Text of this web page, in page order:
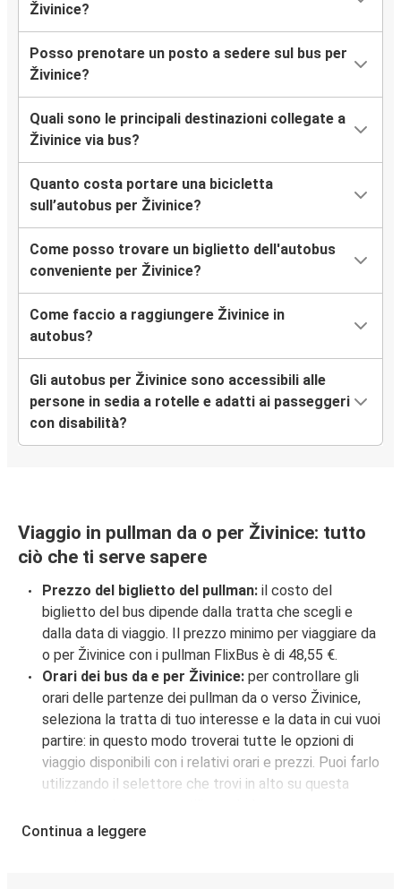
Živinice?
Posso prenotare un posto a sedere sul bus per
Živinice?
Quali sono le principali destinazioni collegate a
Živinice via bus?
Quanto costa portare una bicicletta
sull’autobus per Živinice?
Come posso trovare un biglietto dell'autobus
conveniente per Živinice?
Come faccio a raggiungere Živinice in
autobus?
Gli autobus per Živinice sono accessibili alle
persone in sedia a rotelle e adatti ai passeggeri
con disabilità?
Viaggio in pullman da o per Živinice: tutto
ciò che ti serve sapere
Prezzo del biglietto del pullman: il costo del
biglietto del bus dipende dalla tratta che scegli e
dalla data di viaggio. Il prezzo minimo per viaggiare da
o per Živinice con i pullman FlixBus è di 48,55 €.
Orari dei bus da e per Živinice: per controllare gli
orari delle partenze dei pullman da o verso Živinice,
seleziona la tratta di tuo interesse e la data in cui vuoi
partire: in questo modo troverai tutte le opzioni di
viaggio disponibili con i relativi orari e prezzi. Puoi farlo
utilizzando il selettore che trovi in alto su questa
interattiva.
Continua a leggere